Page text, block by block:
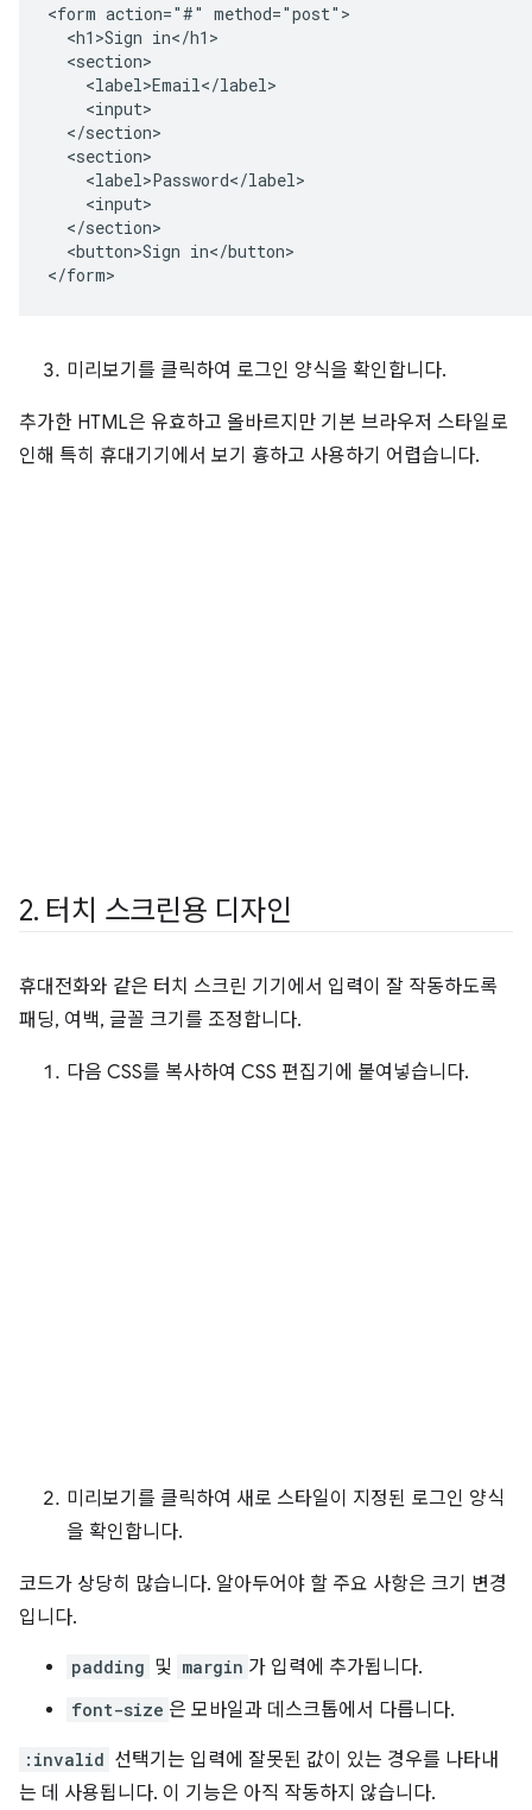
<form action="#" method="post">
  <h1>Sign in</h1>
  <section>
    <label>Email</label>
    <input>
  </section>
  <section>
    <label>Password</label>
    <input>
  </section>
  <button>Sign in</button>
미리보기를 클릭하여 로그인 양식을 확인합니다.
추가한 HTML은 유효하고 올바르지만 기본 브라우저 스타일로
인해 특히 휴대기기에서 보기 흉하고 사용하기 어렵습니다.
2. 터치 스크린용 디자인
휴대전화와 같은 터치 스크린 기기에서 입력이 잘 작동하도록
패딩, 여백, 글꼴 크기를 조정합니다.
다음 CSS를 복사하여 CSS 편집기에 붙여넣습니다.
미리보기를 클릭하여 새로 스타일이 지정된 로그인 양식
을 확인합니다.
코드가 상당히 많습니다. 알아두어야 할 주요 사항은 크기 변경
입니다.
padding 및 margin 가 입력에 추가됩니다.
font-size 은 모바일과 데스크톱에서 다릅니다.
:invalid 선택기는 입력에 잘못된 값이 있는 경우를 나타내
는 데 사용됩니다. 이 기능은 아직 작동하지 않습니다.